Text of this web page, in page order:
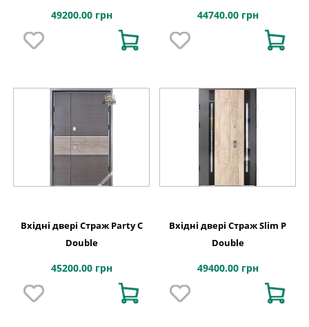
49200.00 грн 44740.00 грн
Вхідні двері Страж Party С
Double
45200.00 грн
Вхідні двері Страж Slim P
Double
49400.00 грн